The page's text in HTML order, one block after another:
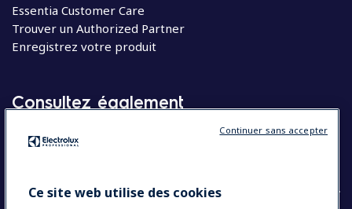
Essentia Customer Care
Trouver un Authorized Partner
Enregistrez votre produit
Consultez également
Molteni
Appareils électroménagers
Ce site web utilise des cookies
Continuer sans accepter